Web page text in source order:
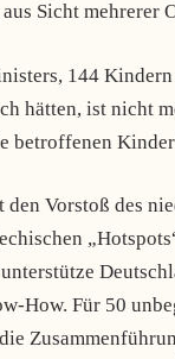
Sicht mehrerer
144
hätten, ist nicht
betroffenen
Vorstoß des
How. Für 50